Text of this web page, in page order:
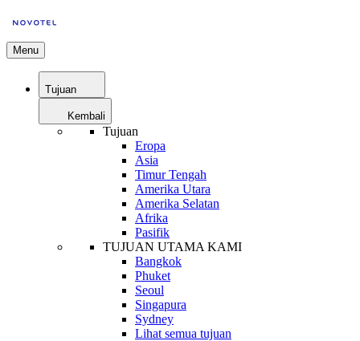
Menu
Tujuan
Kembali
Tujuan
Eropa
Asia
Timur Tengah
Amerika Utara
Amerika Selatan
Afrika
Pasifik
TUJUAN UTAMA KAMI
Bangkok
Phuket
Seoul
Singapura
Sydney
Lihat semua tujuan